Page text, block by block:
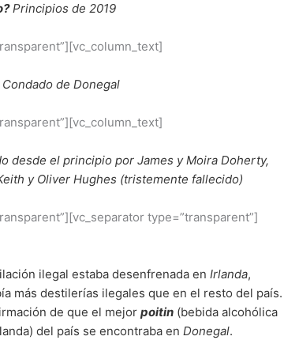
Principios de 2019
de Donegal
desde el principio por James y Moira Doherty,
y Oliver Hughes (tristemente fallecido)
type=”transparent”]
ilegal estaba desenfrenada en Irlanda,
más destilerías ilegales que en el resto del país.
de que el mejor poitin(bebida alcohólica
del país se encontraba en Donegal.